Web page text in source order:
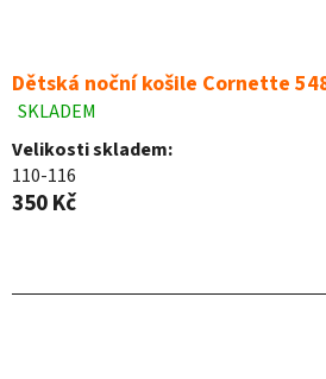
Dětská noční košile Cornette
Průměrné
hodnocení
produktu
je
4,7
hvězdiček.
SKLADEM
Velikosti skladem:
110-116
350 Kč